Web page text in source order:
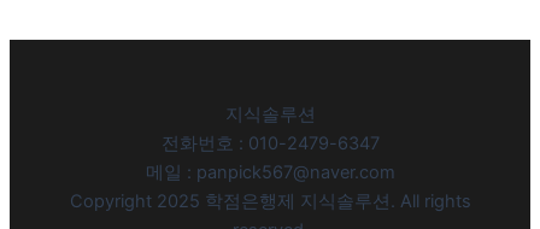
지식솔루션
전화번호 : 010-2479-6347
메일 : panpick567@naver.com
Copyright 2025 학점은행제 지식솔루션. All rights